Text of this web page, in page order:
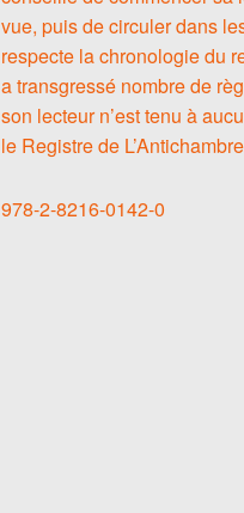
vue, puis de circuler dans
respecte la chronologie du
a transgressé nombre de
son lecteur n’est tenu à
le Registre de
978-2-8216-0142-0